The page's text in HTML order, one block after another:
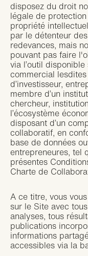
disposez du droit
légale de
propriété
par le détenteur
redevances, mais
pouvant pas faire
via l’outil
commercial
d’investisseur,
membre d’un
chercheur,
l’écosystème
disposant d’un
collaboratif, en
base de données
entrepreneures, tel
présentes
Charte de
A ce titre, vous
sur le Site avec
analyses, tous
publications
informations
accessibles via la